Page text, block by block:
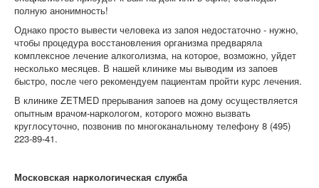
полную анонимность!
Однако просто вывести человека из запоя недостаточно - нужно,
чтобы процедура восстановления организма предваряла
комплексное лечение алкоголизма, на которое, возможно, уйдет
несколько месяцев. В нашей клинике мы выводим из запоев
быстро, после чего рекомендуем пациентам пройти курс лечения.
В клинике ZETMED прерывания запоев на дому осуществляется
опытным врачом-наркологом, которого можно вызвать
круглосуточно, позвонив по многоканальному телефону 8 (495)
223-89-41.
Московская наркологическая служба